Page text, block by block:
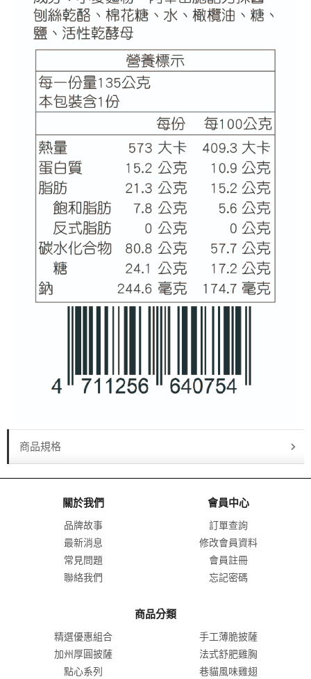
商品規格
關於我們
品牌故事
最新消息
常見問題
聯絡我們
會員中心
訂單查詢
修改會員資料
會員註冊
忘記密碼
商品分類
精選優惠組合
手工薄脆披薩
加州厚圓披薩
法式舒肥雞胸
點心系列
巷貓風味雞翅